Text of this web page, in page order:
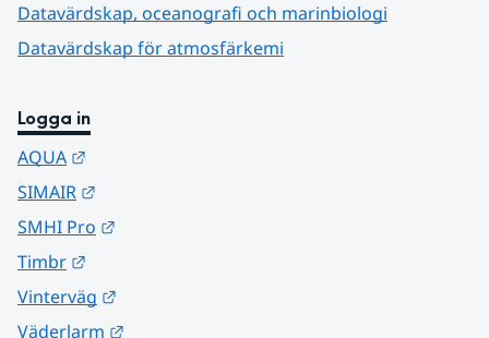
Datavärdskap, oceanografi och marinbiologi
Datavärdskap för atmosfärkemi
Logga in
AQUA
SIMAIR
SMHI Pro
Timbr
Vinterväg
Väderlarm